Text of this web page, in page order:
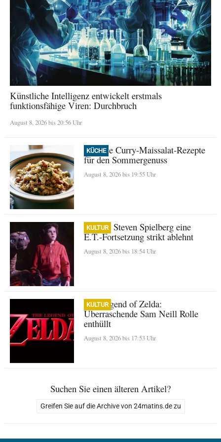
Künstliche Intelligenz entwickelt erstmals
funktionsfähige Viren: Durchbruch
August 8, 2026 bis 20:56 Uhr
KÜCHE
Perfekte Curry-Maissalat-Rezepte
für den Sommergenuss
August 8, 2026 bis 19:55 Uhr
KULTUR
Warum Steven Spielberg eine
E.T.-Fortsetzung strikt ablehnt
August 8, 2026 bis 18:54 Uhr
KULTUR
The Legend of Zelda:
Überraschende Sam Neill Rolle
enthüllt
August 8, 2026 bis 17:53 Uhr
Suchen Sie einen älteren Artikel?
Greifen Sie auf die Archive von 24matins.de zu